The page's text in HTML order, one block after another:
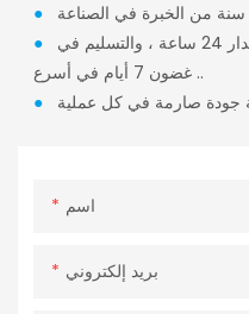
●
●
غضون 7 أيام في أسرع ..
●
اسم
بريد إلكتروني